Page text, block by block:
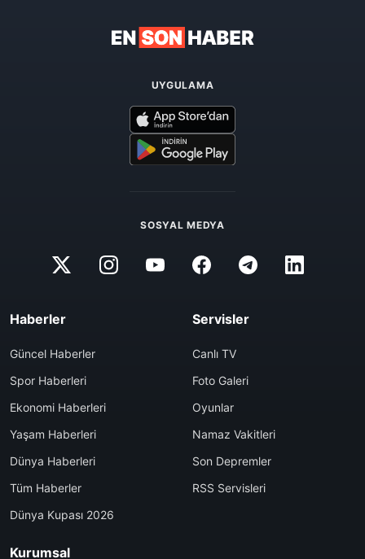
UYGULAMA
SOSYAL MEDYA
Haberler
Güncel Haberler
Spor Haberleri
Ekonomi Haberleri
Yaşam Haberleri
Dünya Haberleri
Tüm Haberler
Dünya Kupası 2026
Servisler
Canlı TV
Foto Galeri
Oyunlar
Namaz Vakitleri
Son Depremler
RSS Servisleri
Kurumsal